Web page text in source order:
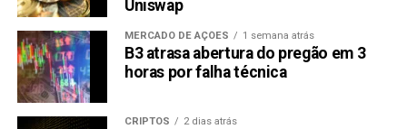
Uniswap
MERCADO DE AÇÕES 1 semana atrás
B3 atrasa abertura do pregão em 3
horas por falha técnica
CRIPTOS 2 dias atrás